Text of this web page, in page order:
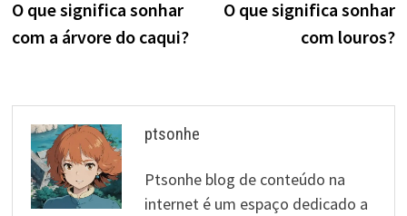
de
post:
O que significa sonhar
com a árvore do caqui?
O que significa sonhar
com louros?
ptsonhe
Ptsonhe blog de conteúdo na
internet é um espaço dedicado a